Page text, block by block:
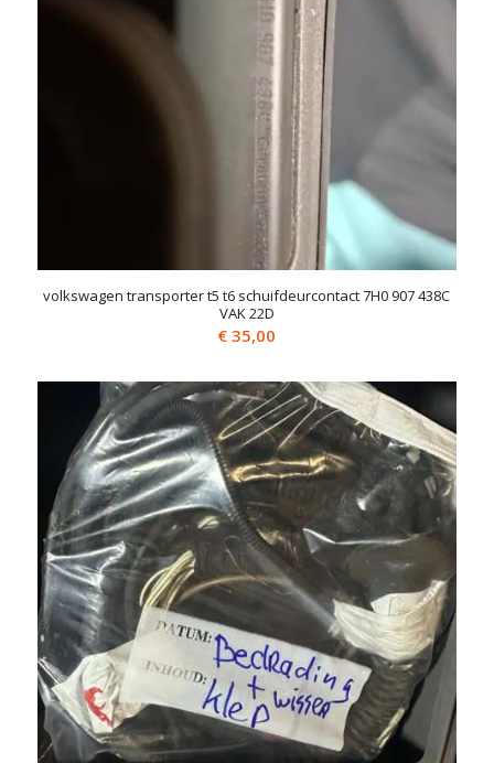
volkswagen transporter t5 t6 schuifdeurcontact 7H0 907 438C
VAK 22D
€ 35,00